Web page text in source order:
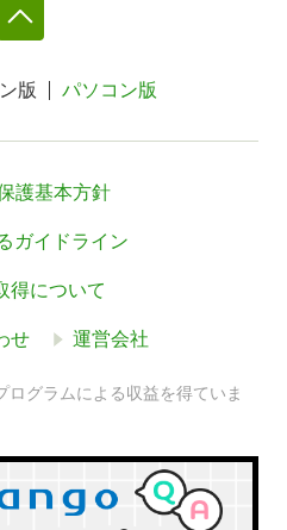
版 パソコン版
護基本方針
ガイドライン
得について
せ 運営会社
グラムによる収益を得ていま